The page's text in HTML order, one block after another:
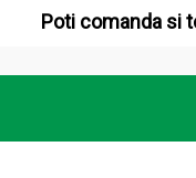
Poti comanda si